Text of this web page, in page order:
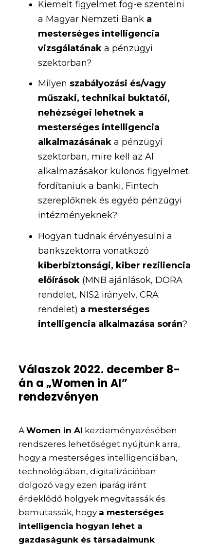
Kiemelt figyelmet fog-e szentelni
a Magyar Nemzeti Bank a
mesterséges intelligencia
vizsgálatának a pénzügyi
szektorban?
Milyen szabályozási és/vagy
műszaki, technikai buktatói,
nehézségei lehetnek a
mesterséges intelligencia
alkalmazásának a pénzügyi
szektorban, mire kell az AI
alkalmazásakor különös figyelmet
fordítaniuk a banki, Fintech
szereplőknek és egyéb pénzügyi
intézményeknek?
Hogyan tudnak érvényesülni a
bankszektorra vonatkozó
kiberbiztonsági, kiber reziliencia
előírások (MNB ajánlások, DORA
rendelet, NIS2 irányelv, CRA
rendelet) a mesterséges
intelligencia alkalmazása során?
Válaszok 2022. december 8-
án a „Women in AI”
rendezvényen
AWomen in AI kezdeményezésében
rendszeres lehetőséget nyújtunk arra,
hogy a mesterséges intelligenciában,
technológiában, digitalizációban
dolgozó vagy ezen iparág iránt
érdeklődő hölgyek megvitassák és
bemutassák, hogy a mesterséges
intelligencia hogyan lehet a
gazdaságunk és társadalmunk